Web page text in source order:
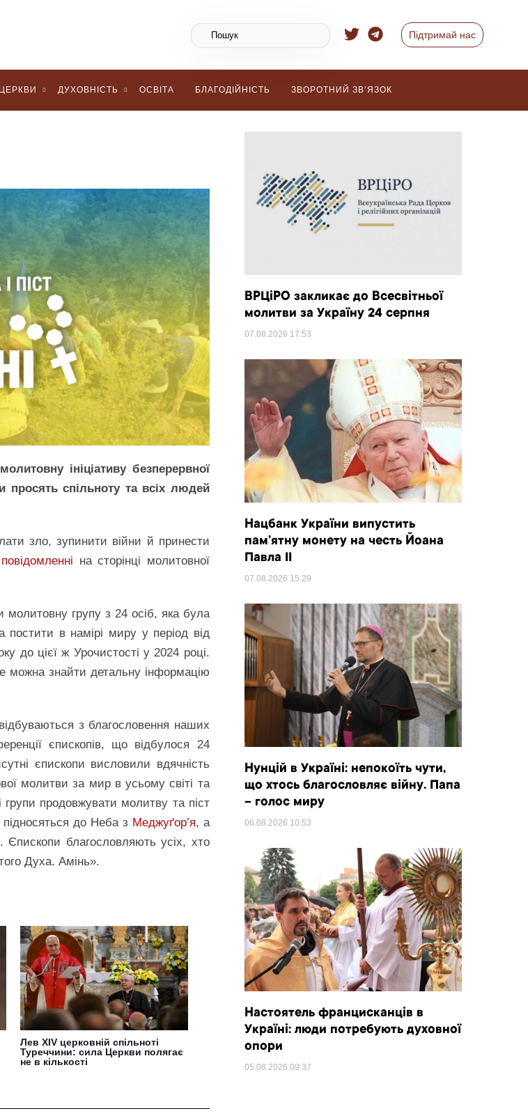
Підтримай нас
ДУХОВНІСТЬ ОСВІТА БЛАГОДІЙНІСТЬ ЗВОРОТНИЙ ЗВ’ЯЗОК
ініціативу безперервної
просять спільноту та всіх людей
зло, зупинити війни й принести
повідомленні на сторінці молитовної
групу з 24 осіб, яка була
в намірі миру у період від
до цієї ж Урочистості у 2024 році.
можна знайти детальну інформацію
з благословення наших
єпископів, що відбулося 24
єпископи висловили вдячність
молитви за мир в усьому світі та
групи продовжувати молитву та піст
до Неба з Меджуґор’я, а
Єпископи благословляють усіх, хто
Духа. Амінь».
Лев XIV церковній спільноті
Туреччини: сила Церкви полягає
не в кількості
ВРЦіРО закликає до Всесвітньої
молитви за Україну 24 серпня
07.08.2026 17:53
Нацбанк України випустить
пам’ятну монету на честь Йоана
Павла II
07.08.2026 15:29
Нунцій в Україні: непокоїть чути,
що хтось благословляє війну. Папа
– голос миру
06.08.2026 10:53
Настоятель францисканців в
Україні: люди потребують духовної
опори
05.08.2026 09:37